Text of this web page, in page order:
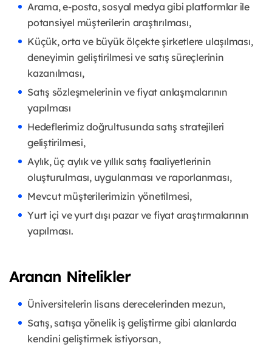
Arama, e-posta, sosyal medya gibi platformlar ile
potansiyel müşterilerin araştırılması,
Küçük, orta ve büyük ölçekte şirketlere ulaşılması,
deneyimin geliştirilmesi ve satış süreçlerinin
kazanılması,
Satış sözleşmelerinin ve fiyat anlaşmalarının
yapılması
Hedeflerimiz doğrultusunda satış stratejileri
geliştirilmesi,
Aylık, üç aylık ve yıllık satış faaliyetlerinin
oluşturulması, uygulanması ve raporlanması,
Mevcut müşterilerimizin yönetilmesi,
Yurt içi ve yurt dışı pazar ve fiyat araştırmalarının
yapılması.
Aranan Nitelikler
Üniversitelerin lisans derecelerinden mezun,
Satış, satışa yönelik iş geliştirme gibi alanlarda
kendini geliştirmek istiyorsan,